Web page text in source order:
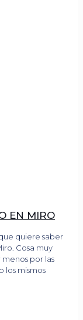
EN MIRO
quiere saber
Cosa muy
por las
los mismos